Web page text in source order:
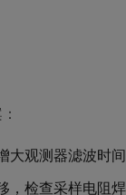
大观测器滤波时
，检查采样电阻